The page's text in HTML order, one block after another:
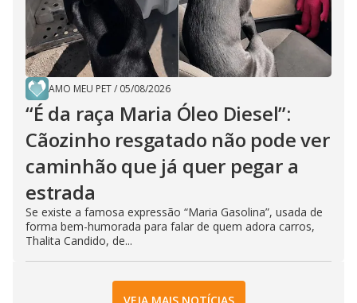
AMO MEU PET/ 05/08/2026
“É da raça Maria Óleo Diesel”:
Cãozinho resgatado não pode ver
caminhão que já quer pegar a
estrada
Se existe a famosa expressão “Maria Gasolina”, usada de
forma bem-humorada para falar de quem adora carros,
Thalita Candido, de...